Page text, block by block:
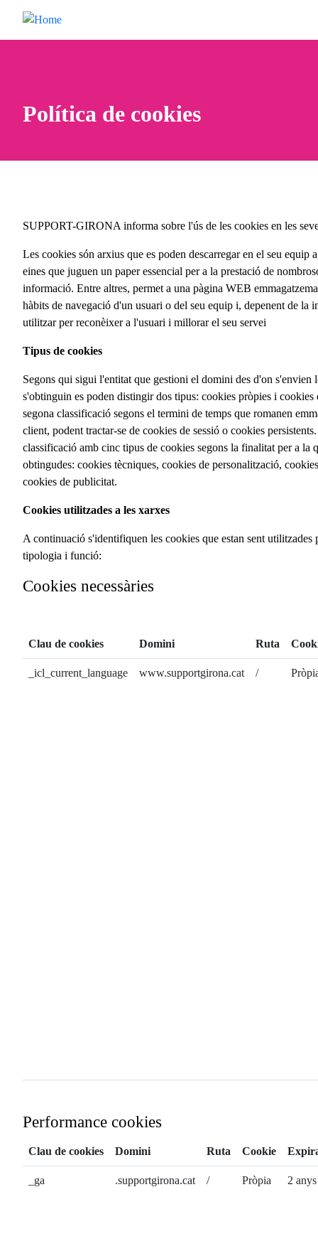
Política de cookies
SUPPORT-GIRONA informa sobre l'ús de les cookies en les
Les cookies són arxius que es poden descarregar en el seu equip
eines que juguen un paper essencial per a la prestació de
informació. Entre altres, permet a una pàgina WEB
hàbits de navegació d'un usuari o del seu equip i, depenent de la
utilitzar per reconèixer a l'usuari i millorar el seu servei
Tipus de cookies
Segons qui sigui l'entitat que gestioni el domini des d'on s'envien
s'obtinguin es poden distingir dos tipus: cookies pròpies i cookies
segona classificació segons el termini de temps que romanen
client, podent tractar-se de cookies de sessió o cookies
classificació amb cinc tipus de cookies segons la finalitat per a la
obtingudes: cookies tècniques, cookies de personalització,
cookies de publicitat.
Cookies utilitzades a les xarxes
A continuació s'identifiquen les cookies que estan sent utilitzades
tipologia i funció:
Cookies necessàries
Clau de cookies Domini Ruta
_icl_current_language www.supportgirona.cat /
Performance cookies
Clau de cookies Domini Ruta Cookie
_ga .supportgirona.cat / Pròpia 2 anys